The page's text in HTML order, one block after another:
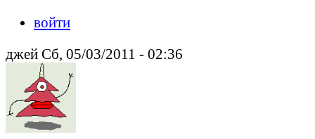
войти
джей Сб, 05/03/2011 - 02:36